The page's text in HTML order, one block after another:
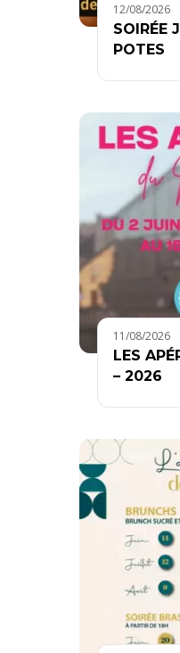
12/08/2026
SOIRÉE
POTES
11/08/2026
LES
– 2026